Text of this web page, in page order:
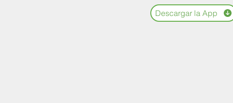
Descargar la App